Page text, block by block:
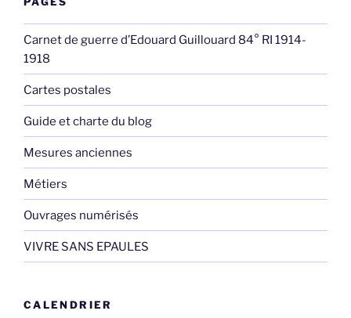
Carnet de guerre d’Edouard Guillouard 84° RI 1914-
1918
Cartes postales
Guide et charte du blog
Mesures anciennes
Métiers
Ouvrages numérisés
VIVRE SANS EPAULES
CALENDRIER